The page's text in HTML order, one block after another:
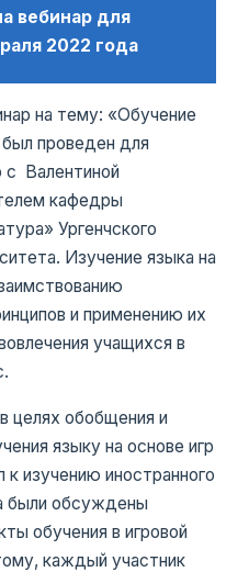
вебинар для
2022 года
на тему: «Обучение
проведен для
с Валентиной
кафедры
Ургенчского
Изучение языка на
и применению их
учащихся в
целях обобщения и
языку на основе игр
изучению иностранного
были обсуждены
обучения в игровой
каждый участник